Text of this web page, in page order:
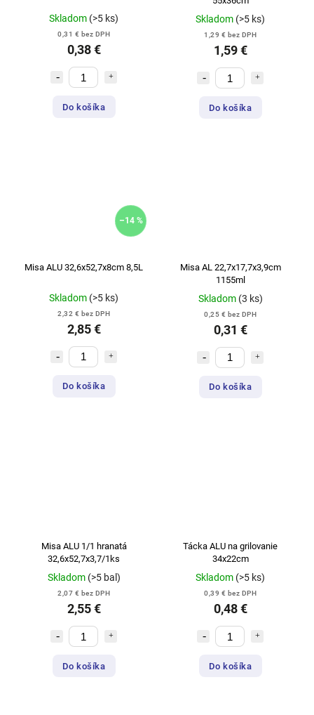
Skladom (>5 ks)
0,31 € bez DPH
0,38 €
Do košíka
Skladom (>5 ks)
1,29 € bez DPH
1,59 €
Do košíka
–14 %
Misa ALU 32,6x52,7x8cm 8,5L
Skladom (>5 ks)
2,32 € bez DPH
2,85 €
Do košíka
Misa AL 22,7x17,7x3,9cm
1155ml
Skladom (3 ks)
0,25 € bez DPH
0,31 €
Do košíka
Misa ALU 1/1 hranatá
32,6x52,7x3,7/1ks
Skladom (>5 bal)
2,07 € bez DPH
2,55 €
Do košíka
Tácka ALU na grilovanie
34x22cm
Skladom (>5 ks)
0,39 € bez DPH
0,48 €
Do košíka